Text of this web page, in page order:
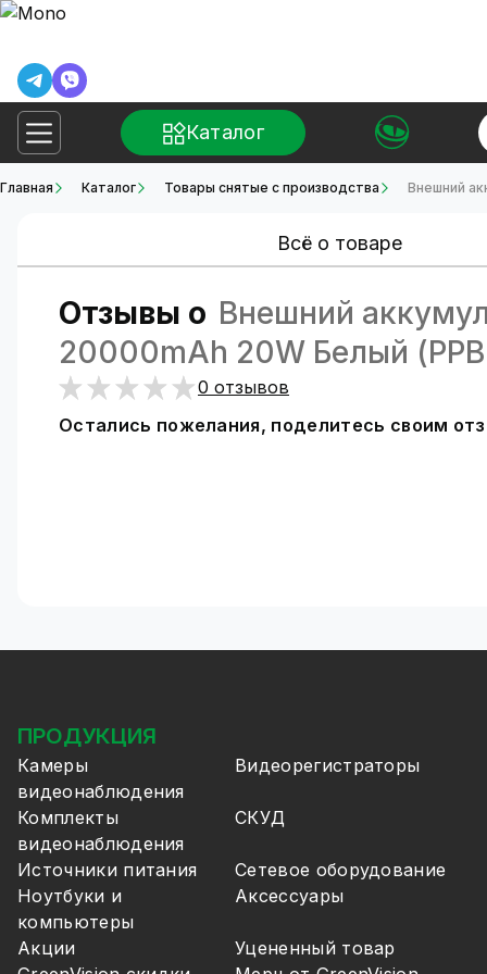
Каталог
Главная Каталог Товары снятые с производства Внешний
Всё о товаре
Отзывы о Внешний
20000mAh 20W Белый
0 отзывов
Остались пожелания, поделитесь своим
ПРОДУКЦИЯ
Камеры
видеонаблюдения
Видеорегистраторы
Комплекты
видеонаблюдения
СКУД
Источники питания
Сетевое оборудование
Ноутбуки и
компьютеры
Аксессуары
Акции
Уцененный товар